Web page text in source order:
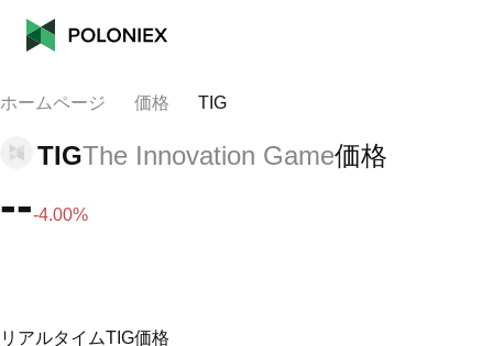
ホームページ 価格 TIG
TIGThe Innovation Game価格
---4.00%
リアルタイムTIG価格